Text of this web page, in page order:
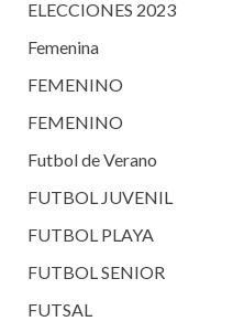
ELECCIONES 2023
Femenina
FEMENINO
FEMENINO
Futbol de Verano
FUTBOL JUVENIL
FUTBOL PLAYA
FUTBOL SENIOR
FUTSAL